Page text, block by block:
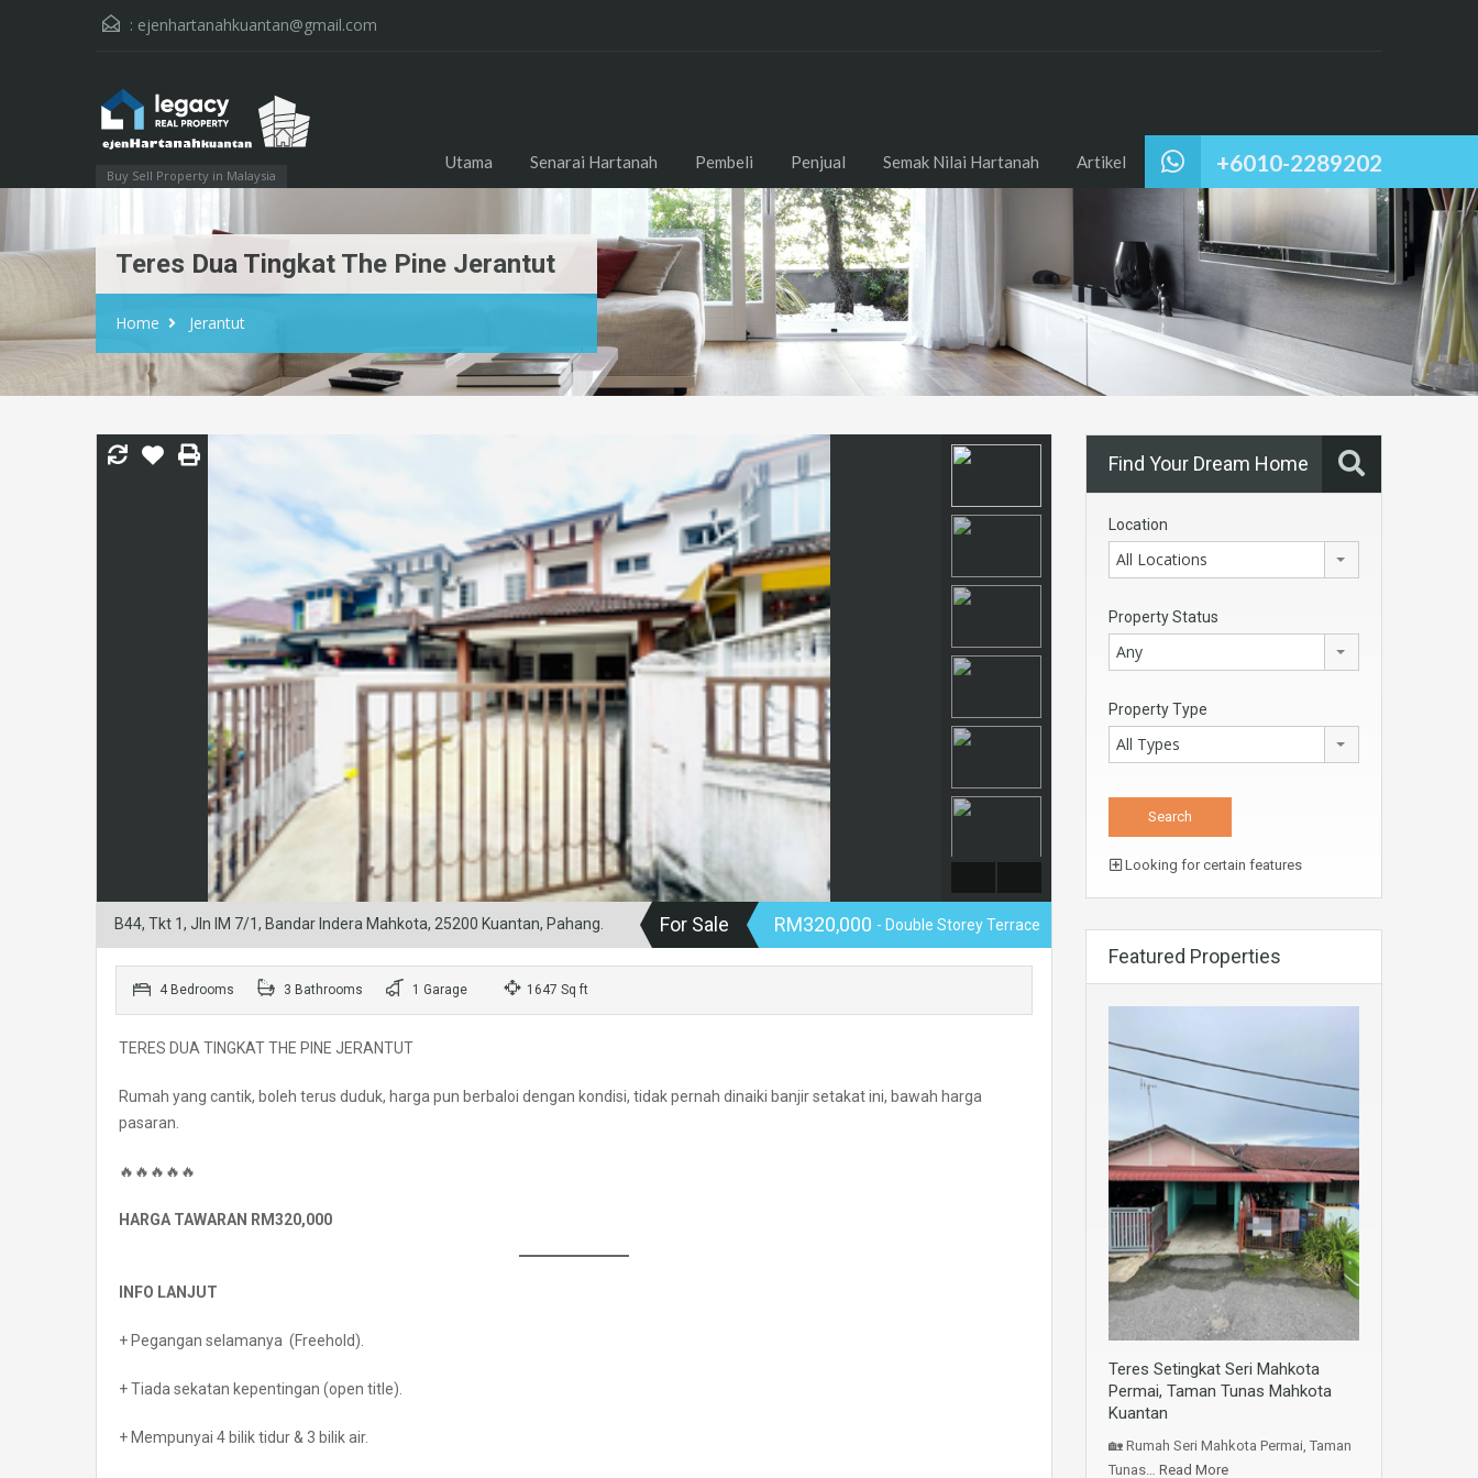
: ejenhartanahkuantan@gmail.com
Buy Sell Property in Malaysia +6010-2289202
Utama Senarai Hartanah Pembeli Penjual Semak Nilai Hartanah Artikel
Teres Dua Tingkat The Pine Jerantut
Home Jerantut
B44, Tkt 1, Jln IM 7/1, Bandar Indera Mahkota, 25200 Kuantan, Pahang. For Sale RM320,000 - Double Storey Terrace
4 Bedrooms 3 Bathrooms 1 Garage 1647 Sq ft
TERES DUA TINGKAT THE PINE JERANTUT
Rumah yang cantik, boleh terus duduk, harga pun berbaloi dengan kondisi, tidak pernah dinaiki banjir setakat ini, bawah harga
pasaran.
🔥🔥🔥🔥🔥
HARGA TAWARAN RM320,000
INFO LANJUT
+ Pegangan selamanya (Freehold).
+ Tiada sekatan kepentingan (open title).
+ Mempunyai 4 bilik tidur & 3 bilik air.
Find Your Dream Home
Location
All Locations
Property Status
Any
Property Type
All Types
Looking for certain features
Featured Properties
Teres Setingkat Seri Mahkota
Permai, Taman Tunas Mahkota
Kuantan
🏡 Rumah Seri Mahkota Permai, Taman
Tunas… Read More